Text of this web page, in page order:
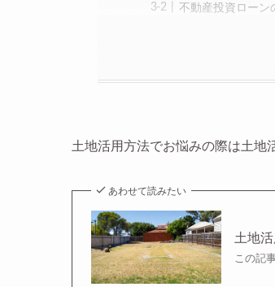
不動産投資ローン
土地活用方法でお悩みの際は土地
あわせて読みたい
土地
この記